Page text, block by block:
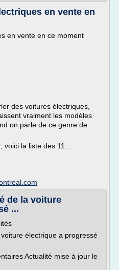
en vente en
en vente en ce moment
des voitures électriques,
vraiment les modèles
on parle de ce genre de
la liste des 11...
de la voiture
...
électrique a progressé
Actualité mise à jour le